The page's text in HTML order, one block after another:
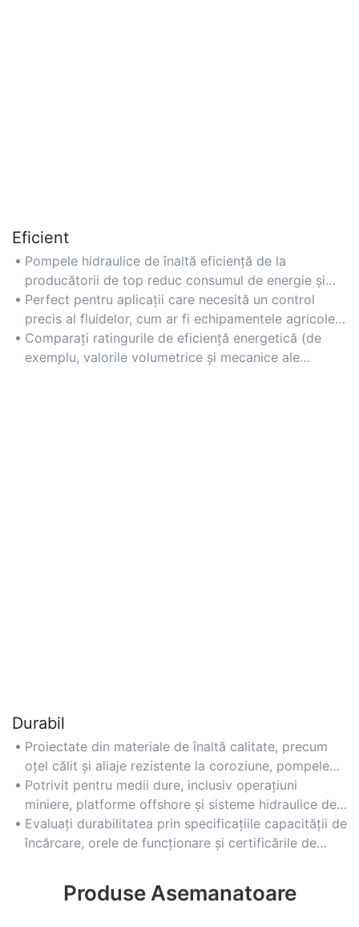
Eficient
Pompele hidraulice de înaltă eficiență de la
producătorii de top reduc consumul de energie și
costurile operaționale, menținând în același timp
presiunea și debitele optime.
Perfect pentru aplicații care necesită un control
precis al fluidelor, cum ar fi echipamentele agricole,
manipularea materialelor și sistemele de energie
regenerabilă.
Comparați ratingurile de eficiență energetică (de
exemplu, valorile volumetrice și mecanice ale
Durabil
Proiectate din materiale de înaltă calitate, precum
oțel călit și aliaje rezistente la coroziune, pompele
hidraulice de top rezistă la temperaturi extreme și
sarcini mari de lucru.
Potrivit pentru medii dure, inclusiv operațiuni
miniere, platforme offshore și sisteme hidraulice de
grad militar.
Evaluați durabilitatea prin specificațiile capacității de
încărcare, orele de funcționare și certificările de
rezistența la praf/apă.
Produse Asemanatoare